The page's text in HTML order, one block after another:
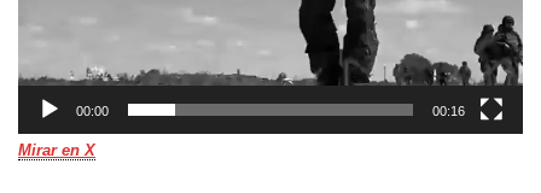
00:00 00:16
Mirar en X